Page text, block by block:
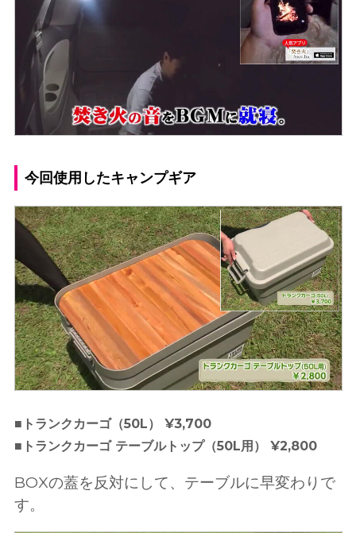
今回使用したキャンプギア
■トランクカーゴ（50L） ¥3,700
■トランクカーゴ テーブルトップ（50L用） ¥2,800
BOXの蓋を反対にして、テーブルに早変わりで
す。